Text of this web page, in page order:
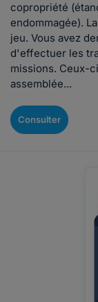
copropriété
endommagée).
jeu. Vous avez
d'effectuer les
missions. Ceux-
assemblée...
Consulter